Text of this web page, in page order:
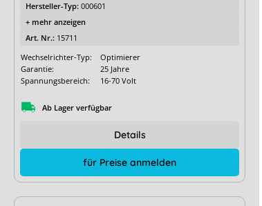
Hersteller-Typ: 000601
+ mehr anzeigen
Art. Nr.: 15711
Wechselrichter-Typ:
Optimierer
Garantie:
25 Jahre
Spannungsbereich:
16-70 Volt
Ab Lager verfügbar
für Preise anmelden
Details